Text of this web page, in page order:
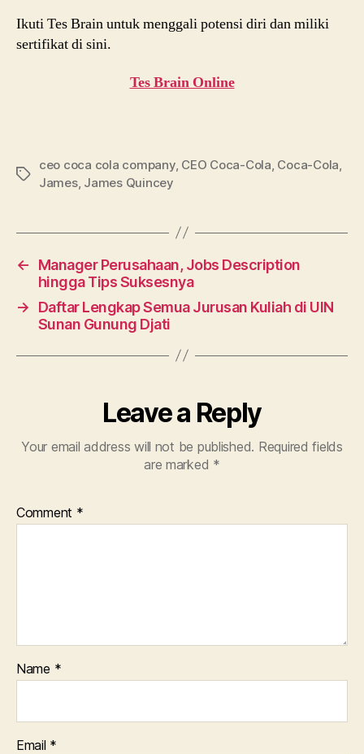
Ikuti Tes Brain untuk menggali potensi diri dan miliki
sertifikat di sini.
Tes Brain Online
Tags
ceo coca cola company, CEO Coca-Cola Coca-Cola
James, James Quincey
←
Manager Perusahaan, Jobs Description
hingga Tips Suksesnya
→
Daftar Lengkap Semua Jurusan Kuliah di UIN
Sunan Gunung Djati
Leave a Reply
Your email address will not be published. Required fields
are marked *
Comment *
Name *
Email *